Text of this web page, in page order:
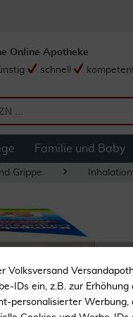
Online Apotheke
schnell
Familie und Baby
Grippe Inhalation
Volksversand
IDs ein, z.B. zur
personalisierter